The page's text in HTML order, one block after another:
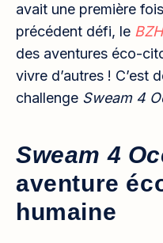
avait une première
précédent défi, le
des aventures éco-
vivre d’autres ! C’est
challenge Sweam 4
Sweam 4
aventure
humaine